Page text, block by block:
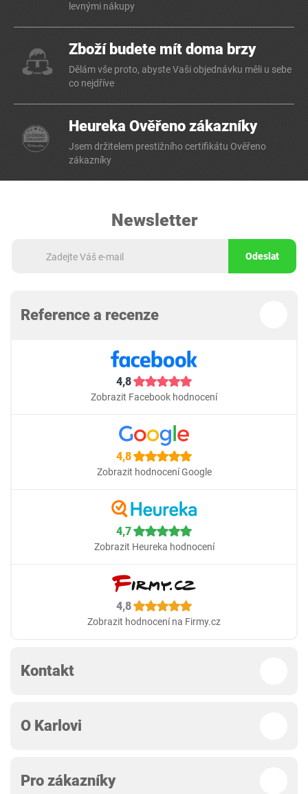
levnými nákupy
Zboží budete mít doma brzy
Dělám vše proto, abyste Vaši objednávku měli u sebe
co nejdříve
Heureka Ověřeno zákazníky
Jsem držitelem prestižního certifikátu Ověřeno
zákazníky
Newsletter
Odeslat
Reference a recenze
4,8
Zobrazit Facebook hodnocení
4,8
Zobrazit hodnocení Google
4,7
Zobrazit Heureka hodnocení
4,8
Zobrazit hodnocení na Firmy.cz
Kontakt
O Karlovi
Pro zákazníky